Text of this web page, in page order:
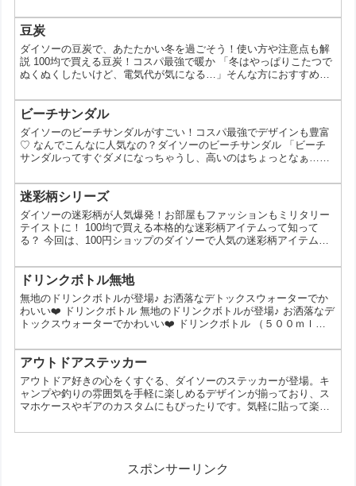
ているアイテムです。 ダイソーのクッカー3点セットとは この商品
は、鍋（大・小）とフタ兼用フライパン、さらに収納袋が付いた調
理セットです。重ねて収納できる設計になっており、荷物をできる
だけ減らしたいアウトドアシーンに適しています。 商品名：...
豆炭
ダイソーの豆炭で、あたたかい冬を過ごそう！使い方や注意点も解
説 100均で買える豆炭！コスパ最強で暖か 「冬はやっぱりこたつで
ぬくぬくしたいけど、電気代が気になる…」そんな方におすすめな
力や、使い方、注意点などについて詳しくご紹介します。 なぜダイ
ソーの豆炭が人気なの？ ダイソーの豆炭が人気を集めているのは、
以下の理由が考えられます。 価格が安い: 100円ショップなので、一
般的な燃料に比べて非常に安価です。 手軽に...
ビーチサンダル
ダイソーのビーチサンダルがすごい！コスパ最強でデザインも豊富
♡ なんでこんなに人気なの？ダイソーのビーチサンダル 「ビーチ
サンダルってすぐダメになっちゃうし、高いのはちょっとなぁ…」
悩みを解決してくれる、コスパ最強のビーチサンダルがたくさんあ
るんです。 「デザインも可愛いし、履き心地もいい！」「気軽に買
い替えできるのが嬉しい！」 そう思った人も多いはず。 今回は、
そんなダイソーのビーチサンダルの魅力をたっぷりとお...
迷彩柄シリーズ
ダイソーの迷彩柄が人気爆発！お部屋もファッションもミリタリー
テイストに！ 100均で買える本格的な迷彩柄アイテムって知って
る？ 今回は、100円ショップのダイソーで人気の迷彩柄アイテムに
も…」なんて思っている方もいるかもしれませんが、ダイソーの迷
彩柄アイテムは、お部屋にさりげなく取り入れたり、ファッション
のアクセントにするのにぴったりなんです。 そんなダイソーの迷彩
柄アイテムの魅力をたっぷりとお伝えしていきます。 なぜ...
ドリンクボトル無地
無地のドリンクボトルが登場♪ お洒落なデトックスウォーターでか
わいい❤️ ドリンクボトル 無地のドリンクボトルが登場♪ お洒落なデ
トックスウォーターでかわいい❤️ ドリンクボトル （５００ｍｌ、
在庫がない場合がございます pic.twitter.com/hx2CBrkdFN —
DAISOJAPAN(大創産業） (@daiso_sns) July 24, 2017 ダイソーの
シロクマボトルがシ...
アウトドアステッカー
アウトドア好きの心をくすぐる、ダイソーのステッカーが登場。キ
ャンプや釣りの雰囲気を手軽に楽しめるデザインが揃っており、ス
マホケースやギアのカスタムにもぴったりです。気軽に貼って楽し
したい人にも向いています。 どんなアイテム？アウトドア＆フィッ
インシールです。文字ロゴ系から風景、動物モチーフまで幅広...
スポンサーリンク